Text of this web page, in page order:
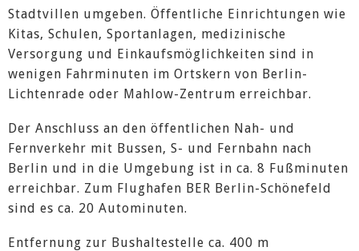
Stadtvillen umgeben. Öffentliche Einrichtungen wie
Kitas, Schulen, Sportanlagen, medizinische
Versorgung und Einkaufsmöglichkeiten sind in
wenigen Fahrminuten im Ortskern von Berlin-
Lichtenrade oder Mahlow-Zentrum erreichbar.
Der Anschluss an den öffentlichen Nah- und
Fernverkehr mit Bussen, S- und Fernbahn nach
Berlin und in die Umgebung ist in ca. 8 Fußminuten
erreichbar. Zum Flughafen BER Berlin-Schönefeld
sind es ca. 20 Autominuten.
Entfernung zur Bushaltestelle ca. 400 m